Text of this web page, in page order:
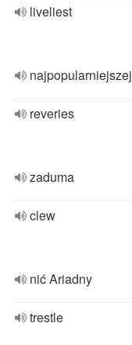
liveliest
najpopularniejszej
reveries
zaduma
clew
nić Ariadny
trestle